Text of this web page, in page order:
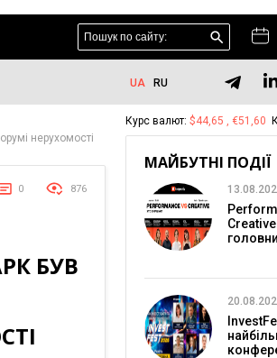
UA RU
нерухомості
0 876
БУВ
Курс валют: $44,65 , €51,60
МАЙБУТНІ ПОДІЇ